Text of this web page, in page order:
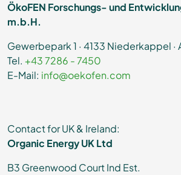
ÖkoFEN Forschungs- und
m.b.H.
Gewerbepark 1 · 4133 Niederkappel ·
Tel. +43 7286 - 7450
E-Mail: info@oekofen.com
Contact for UK & Ireland:
Organic Energy UK Ltd
B3 Greenwood Court Ind Est.